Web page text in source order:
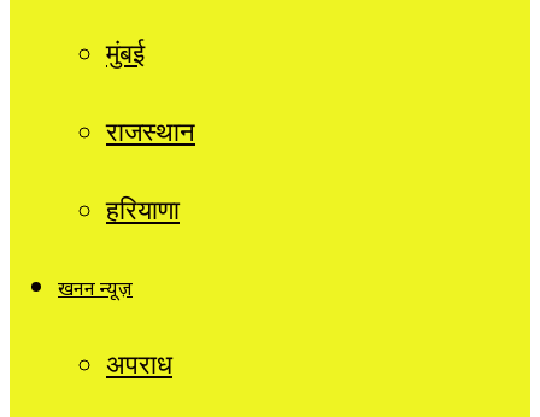
मुंबई
राजस्थान
हरियाणा
खनन न्यूज़
अपराध